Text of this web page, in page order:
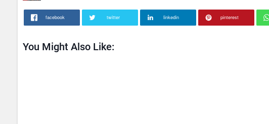
facebook twitter linkedin pinterest
You Might Also Like: